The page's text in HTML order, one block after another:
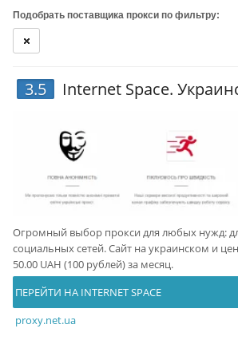
Подобрать поставщика прокcи по фильтру:
3.5 Internet Space.
Огромный выбор прокси для любых нужд:
социальных сетей. Сайт на украинском и
50.00 UAH (100 рублей) за месяц.
ПЕРЕЙТИ НА INTERNET SPACE
proxy.net.ua